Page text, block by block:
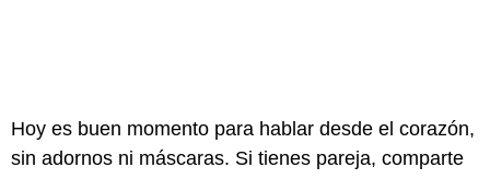
Hoy es buen momento para hablar desde el corazón,
sin adornos ni máscaras. Si tienes pareja, comparte